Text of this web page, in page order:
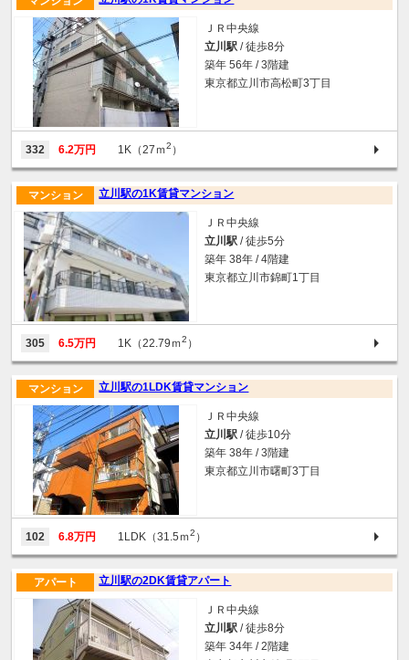
ＪＲ中央線
立川駅 / 徒歩8分
築年 56年 / 3階建
東京都立川市高松町3丁目
332 6.2万円 1K（27ｍ2 ）
立川駅の1K賃貸マンション
マンション
ＪＲ中央線
立川駅 / 徒歩5分
築年 38年 / 4階建
東京都立川市錦町1丁目
305 6.5万円 1K（22.79ｍ2 ）
立川駅の1LDK賃貸マンション
マンション
ＪＲ中央線
立川駅 / 徒歩10分
築年 38年 / 3階建
東京都立川市曙町3丁目
102 6.8万円 1LDK（31.5ｍ2 ）
立川駅の2DK賃貸アパート
アパート
ＪＲ中央線
立川駅 / 徒歩8分
築年 34年 / 2階建